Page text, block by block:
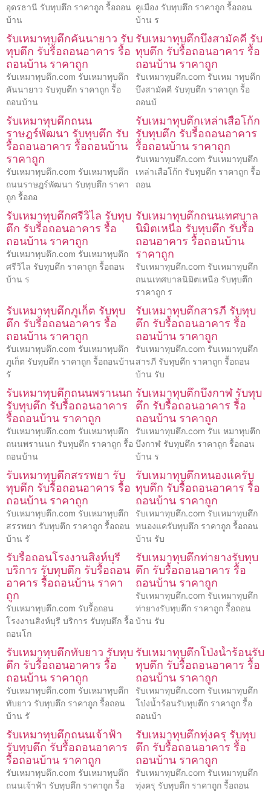
อุดรธานี รับทุบตึก ราคาถูก รื้อถอน
บ้าน
คูเมือง รับทุบตึก ราคาถูก รื้อถอน
บ้าน ร
รับเหมาทุบตึกคันนายาว รับ
ทุบตึก รับรื้อถอนอาคาร รื้อ
ถอนบ้าน ราคาถูก
รับเหมาทุบตึก.com รับเหมาทุบตึก
คันนายาว รับทุบตึก ราคาถูก รื้อ
ถอนบ้าน
รับเหมาทุบตึกบึงสามัคคี รับ
ทุบตึก รับรื้อถอนอาคาร รื้อ
ถอนบ้าน ราคาถูก
รับเหมาทุบตึก.com รับเหม าทุบตึก
บึงสามัคคี รับทุบตึก ราคาถูก รื้อ
ถอนบ้
รับเหมาทุบตึกถนน
ราษฎร์พัฒนา รับทุบตึก รับ
รื้อถอนอาคาร รื้อถอนบ้าน
ราคาถูก
รับเหมาทุบตึก.com รับเหมาทุบตึก
ถนนราษฎร์พัฒนา รับทุบตึก ราคา
ถูก รื้อถอ
รับเหมาทุบตึกเหล่าเสือโก้ก
รับทุบตึก รับรื้อถอนอาคาร
รื้อถอนบ้าน ราคาถูก
รับเหมาทุบตึก.com รับเหมาทุบตึก
เหล่าเสือโก้ก รับทุบตึก ราคาถูก รื้อ
ถอน
รับเหมาทุบตึกศรีวิไล รับทุบ
ตึก รับรื้อถอนอาคาร รื้อ
ถอนบ้าน ราคาถูก
รับเหมาทุบตึก.com รับเหมาทุบตึก
ศรีวิไล รับทุบตึก ราคาถูก รื้อถอน
บ้าน ร
รับเหมาทุบตึกถนนเทศบาล
นิมิตเหนือ รับทุบตึก รับรื้อ
ถอนอาคาร รื้อถอนบ้าน
ราคาถูก
รับเหมาทุบตึก.com รับเหมาทุบตึก
ถนนเทศบาลนิมิตเหนือ รับทุบตึก
ราคาถูก ร
รับเหมาทุบตึกภูเก็ต รับทุบ
ตึก รับรื้อถอนอาคาร รื้อ
ถอนบ้าน ราคาถูก
รับเหมาทุบตึก.com รับเหมาทุบตึก
ภูเก็ต รับทุบตึก ราคาถูก รื้อถอนบ้าน
รั
รับเหมาทุบตึกสารภี รับทุบ
ตึก รับรื้อถอนอาคาร รื้อ
ถอนบ้าน ราคาถูก
รับเหมาทุบตึก.com รับเหมาทุบตึก
สารภี รับทุบตึก ราคาถูก รื้อถอน
บ้าน รับ
รับเหมาทุบตึกถนนพรานนก
รับทุบตึก รับรื้อถอนอาคาร
รื้อถอนบ้าน ราคาถูก
รับเหมาทุบตึก.com รับเหมาทุบตึก
ถนนพรานนก รับทุบตึก ราคาถูก รื้อ
ถอนบ้าน
รับเหมาทุบตึกบึงกาฬ รับทุบ
ตึก รับรื้อถอนอาคาร รื้อ
ถอนบ้าน ราคาถูก
รับเหมาทุบตึก.com รับเ หมาทุบตึก
บึงกาฬ รับทุบตึก ราคาถูก รื้อถอน
บ้าน ร
รับเหมาทุบตึกสรรพยา รับ
ทุบตึก รับรื้อถอนอาคาร รื้อ
ถอนบ้าน ราคาถูก
รับเหมาทุบตึก.com รับเหมาทุบตึก
สรรพยา รับทุบตึก ราคาถูก รื้อถอน
บ้าน รั
รับเหมาทุบตึกหนองแครับ
ทุบตึก รับรื้อถอนอาคาร รื้อ
ถอนบ้าน ราคาถูก
รับเหมาทุบตึก.com รับเหมาทุบตึก
หนองแครับทุบตึก ราคาถูก รื้อถอน
บ้าน รับ
รับรื้อถอนโรงงานสิงห์บุรี
บริการ รับทุบตึก รับรื้อถอน
อาคาร รื้อถอนบ้าน ราคา
ถูก
รับเหมาทุบตึก.com รับรื้อถอน
โรงงานสิงห์บุรี บริการ รับทุบตึก รื้อ
ถอนโก
รับเหมาทุบตึกท่ายางรับทุบ
ตึก รับรื้อถอนอาคาร รื้อ
ถอนบ้าน ราคาถูก
รับเหมาทุบตึก.com รับเหมาทุบตึก
ท่ายางรับทุบตึก ราคาถูก รื้อถอน
บ้าน รับ
รับเหมาทุบตึกทับยาว รับทุบ
ตึก รับรื้อถอนอาคาร รื้อ
ถอนบ้าน ราคาถูก
รับเหมาทุบตึก.com รับเหมาทุบตึก
ทับยาว รับทุบตึก ราคาถูก รื้อถอน
บ้าน รั
รับเหมาทุบตึกโป่งน้ำร้อนรับ
ทุบตึก รับรื้อถอนอาคาร รื้อ
ถอนบ้าน ราคาถูก
รับเหมาทุบตึก.com รับเหมาทุบตึก
โป่งน้ำร้อนรับทุบตึก ราคาถูก รื้อ
ถอนบ้า
รับเหมาทุบตึกถนนเจ้าฟ้า
รับทุบตึก รับรื้อถอนอาคาร
รื้อถอนบ้าน ราคาถูก
รับเหมาทุบตึก.com รับเหมาทุบตึก
ถนนเจ้าฟ้า รับทุบตึก ราคาถูก รื้อ
รับเหมาทุบตึกทุ่งครุ รับทุบ
ตึก รับรื้อถอนอาคาร รื้อ
ถอนบ้าน ราคาถูก
รับเหมาทุบตึก.com รับเหมาทุบตึก
ทุ่งครุ รับทุบตึก ราคาถูก รื้อถอน